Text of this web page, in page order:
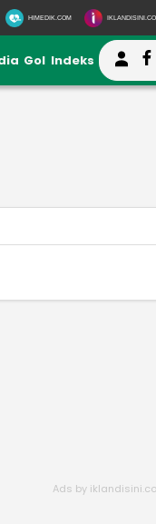
HIMEDIK.COM
Gol Indeks